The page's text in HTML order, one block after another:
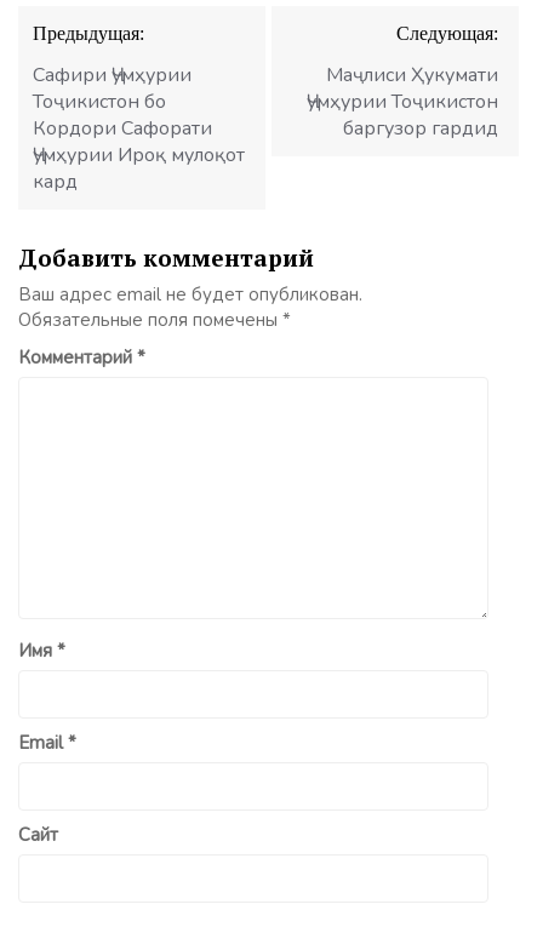
Навигация
по
записям
Предыдущая:
Сафири Ҷумҳурии
Тоҷикистон бо
Кордори Сафорати
Ҷумҳурии Ироқ мулоқот
кард
Следующая:
Маҷлиси Ҳукумати
Ҷумҳурии Тоҷикистон
баргузор гардид
Добавить комментарий
Ваш адрес email не будет опубликован.
Обязательные поля помечены *
Комментарий *
Имя *
Email*
Сайт